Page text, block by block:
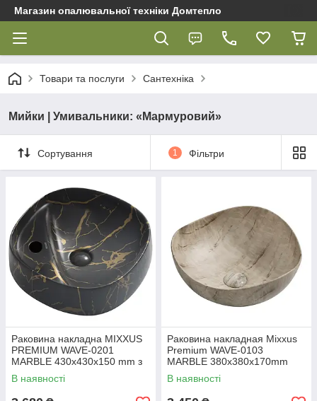
Магазин опалювальної техніки Домтепло
Товари та послуги Сантехніка
Мийки | Умивальники: «Мармуровий»
Сортування 1 Фільтри
Раковина накладна MIXXUS
PREMIUM WAVE-0201
MARBLE 430х430х150 mm з
отвором під змішувач
(MP6536)
В наявності
Раковина накладная Mixxus
Premium WAVE-0103
MARBLE 380х380х170mm
(MP6532)
В наявності